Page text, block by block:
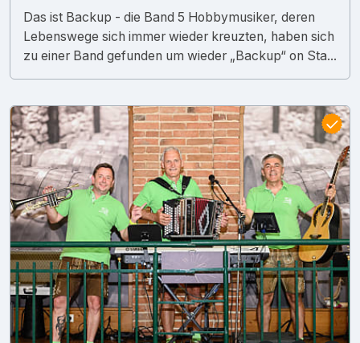
Das ist Backup - die Band 5 Hobbymusiker, deren
Lebenswege sich immer wieder kreuzten, haben sich
zu einer Band gefunden um wieder „Backup“ on Sta...